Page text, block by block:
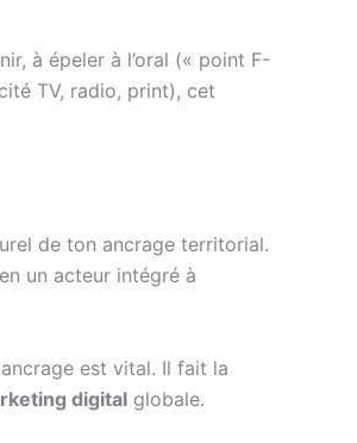
à épeler à l’oral (« point F-
TV, radio, print), cet
de ton ancrage territorial.
un acteur intégré à
est vital. Il fait la
digital globale.